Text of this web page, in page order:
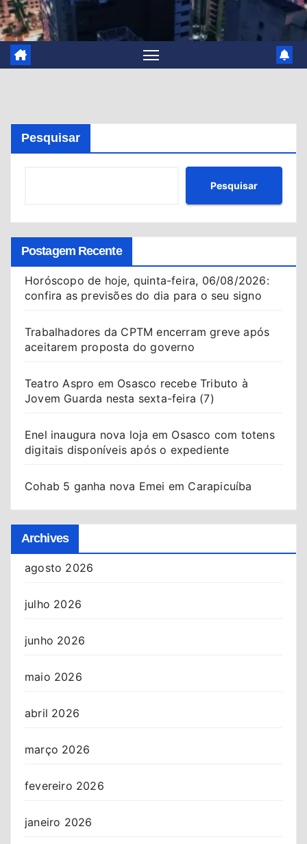
Pesquisar
Pesquisar
Postagem Recente
Horóscopo de hoje, quinta-feira, 06/08/2026:
confira as previsões do dia para o seu signo
Trabalhadores da CPTM encerram greve após
aceitarem proposta do governo
Teatro Aspro em Osasco recebe Tributo à
Jovem Guarda nesta sexta-feira (7)
Enel inaugura nova loja em Osasco com totens
digitais disponíveis após o expediente
Cohab 5 ganha nova Emei em Carapicuíba
Archives
agosto 2026
julho 2026
junho 2026
maio 2026
abril 2026
março 2026
fevereiro 2026
janeiro 2026